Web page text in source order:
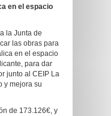
en el espacio
la Junta de
las obras para
en el espacio
para dar
junto al CEIP La
y mejora su
de 173.126€, y